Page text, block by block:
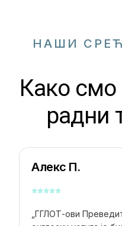
НАШИ
Како
радни
Алекс П.
⭐⭐⭐⭐⭐
„ГГЛОТ-ови